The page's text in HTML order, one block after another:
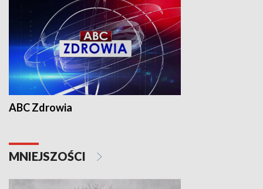
ABC Zdrowia
MNIEJSZOŚCI